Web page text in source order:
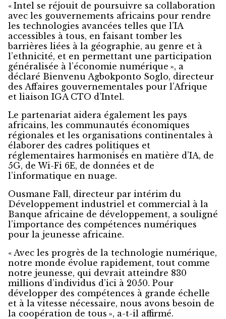
« Intel se réjouit de poursuivre sa collaboration
avec les gouvernements africains pour rendre
les technologies avancées telles que l’IA
accessibles à tous, en faisant tomber les
barrières liées à la géographie, au genre et à
l’ethnicité, et en permettant une participation
généralisée à l’économie numérique », a
déclaré Bienvenu Agbokponto Soglo, directeur
des Affaires gouvernementales pour l’Afrique
et liaison IGA CTO d’Intel.
Le partenariat aidera également les pays
africains, les communautés économiques
régionales et les organisations continentales à
élaborer des cadres politiques et
réglementaires harmonisés en matière d’IA, de
5G, de Wi-Fi 6E, de données et de
l’informatique en nuage.
Ousmane Fall, directeur par intérim du
Développement industriel et commercial à la
Banque africaine de développement, a souligné
l’importance des compétences numériques
pour la jeunesse africaine.
« Avec les progrès de la technologie numérique,
notre monde évolue rapidement, tout comme
notre jeunesse, qui devrait atteindre 830
millions d’individus d’ici à 2050. Pour
développer des compétences à grande échelle
et à la vitesse nécessaire, nous avons besoin de
la coopération de tous », a-t-il affirmé.